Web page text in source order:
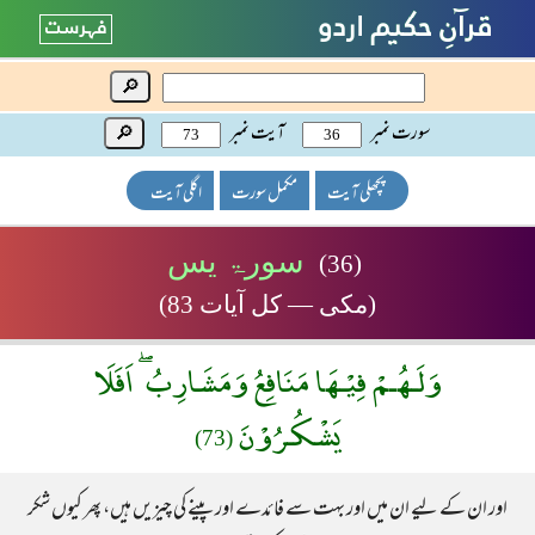
🔎
سورت نمبر آیت نمبر 🔎
پچھلی آیت مکمل سورت اگلی آیت
(36) سورۃ یس
(مکی — کل آیات 83)
وَلَـهُـمْ فِيْـهَا مَنَافِعُ وَمَشَارِبُ ۖ اَفَلَا
يَشْكُـرُوْنَ(73)
اور ان کے لیے ان میں اور بہت سے فائدے اور پینے کی چیزیں ہیں، پھر کیوں شکر